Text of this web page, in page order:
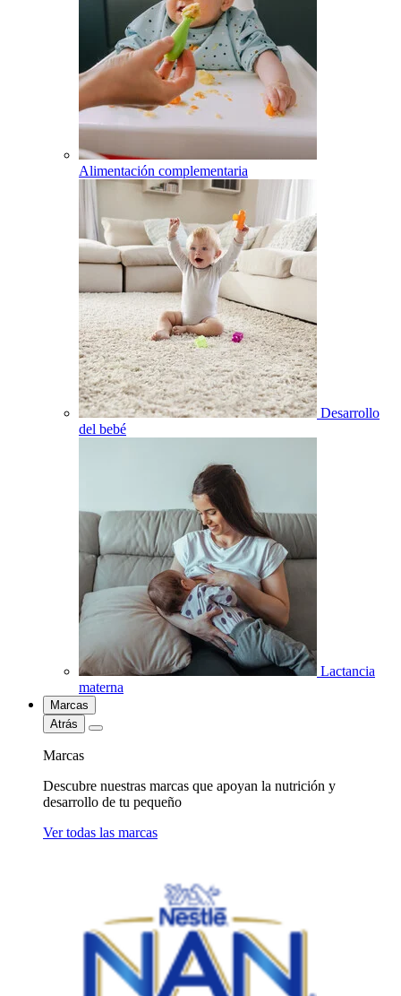
Alimentación complementaria
Desarrollo
del bebé
Lactancia
materna
Marcas
Atrás
Marcas
Descubre nuestras marcas que apoyan la nutrición y
desarrollo de tu pequeño
Ver todas las marcas